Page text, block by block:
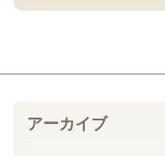
アーカイブ